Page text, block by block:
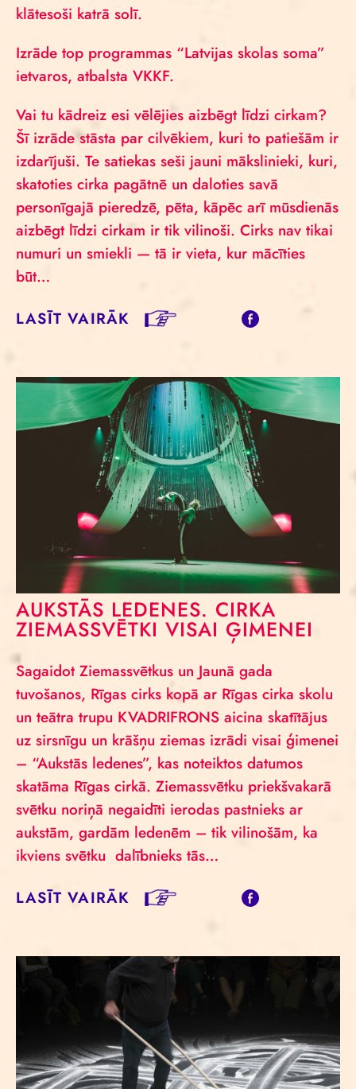
klātesoši katrā solī.
Izrāde top programmas “Latvijas skolas soma”
ietvaros, atbalsta VKKF.
Vai tu kādreiz esi vēlējies aizbēgt līdzi cirkam?
Šī izrāde stāsta par cilvēkiem, kuri to patiešām ir
izdarījuši. Te satiekas seši jauni mākslinieki, kuri,
skatoties cirka pagātnē un daloties savā
personīgajā pieredzē, pēta, kāpēc arī mūsdienās
aizbēgt līdzi cirkam ir tik vilinoši. Cirks nav tikai
numuri un smiekli — tā ir vieta, kur mācīties
būt…
LASĪT VAIRĀK
AUKSTĀS LEDENES. CIRKA
ZIEMASSVĒTKI VISAI ĢIMENEI
Sagaidot Ziemassvētkus un Jaunā gada
tuvošanos, Rīgas cirks kopā ar Rīgas cirka skolu
un teātra trupu KVADRIFRONS aicina skatītājus
uz sirsnīgu un krāšņu ziemas izrādi visai ģimenei
– “Aukstās ledenes”, kas noteiktos datumos
skatāma Rīgas cirkā. Ziemassvētku priekšvakarā
svētku noriņā negaidīti ierodas pastnieks ar
aukstām, gardām ledenēm – tik vilinošām, ka
ikviens svētku dalībnieks tās…
LASĪT VAIRĀK